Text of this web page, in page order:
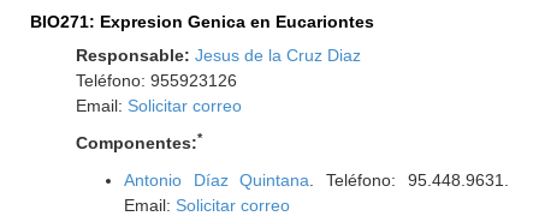
BIO271: Expresion Genica en Eucariontes
Responsable: Jesus de la Cruz Diaz
Teléfono: 955923126
Email: Solicitar correo
Componentes:*
Antonio Díaz Quintana . Teléfono: 95.448.9631.
Email: Solicitar correo